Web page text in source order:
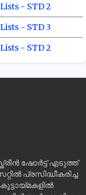
- STD 2
- STD 3
- STD 2
ഷോർട്ട് എടുത്ത്
പ്രസിദ്ധീകരിച്ച